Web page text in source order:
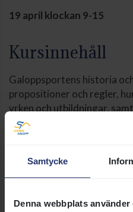
Samtycke
Denna webbplats använder
19 april klockan 9-15
Kursinnehåll
Galoppsportens historia
propositioner och regler,
yrken och utbildningar,
kursen ingår också ett
samband med en